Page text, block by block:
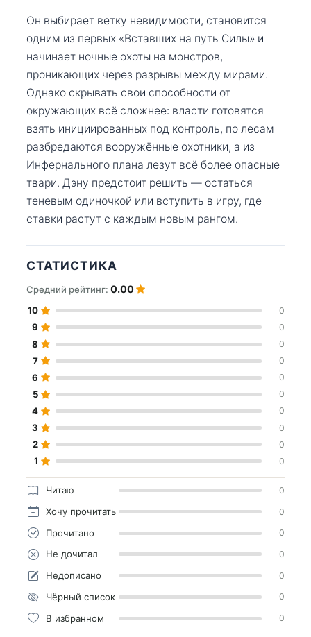
Он выбирает ветку невидимости, становится
одним из первых «Вставших на путь Силы» и
начинает ночные охоты на монстров,
проникающих через разрывы между мирами.
Однако скрывать свои способности от
окружающих всё сложнее: власти готовятся
взять инициированных под контроль, по лесам
разбредаются вооружённые охотники, а из
Инфернального плана лезут всё более опасные
твари. Дэну предстоит решить — остаться
теневым одиночкой или вступить в игру, где
ставки растут с каждым новым рангом.
СТАТИСТИКА
Средний рейтинг: 0.00
10 0
9 0
8 0
7 0
6 0
5 0
4 0
3 0
2 0
1 0
Читаю 0
Хочу прочитать 0
Прочитано 0
Не дочитал 0
Недописано 0
Чёрный список 0
В избранном 0